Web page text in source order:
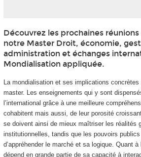
Découvrez les prochaines
notre Master Droit, économie,
administration et échanges
Mondialisation appliquée.
La mondialisation et ses implications
master. Les enseignements qui y sont
l’international grâce à une meilleure
cohabitent mais aussi, de leur porosité
se doivent ainsi de mieux maîtriser les réalités
institutionnelles, tandis que les pouvoirs
d’appréhender le marché et sa logique. Quant
dépend en grande partie de sa capacité à